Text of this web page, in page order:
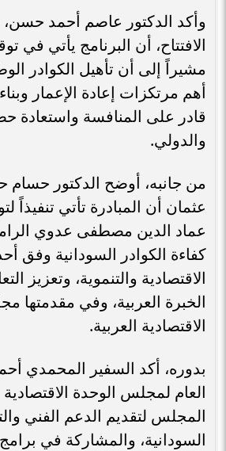
وأكد الدكتور عاصم أحمد
الافتتاح، أن البرنامج يأتي في
مشيراً إلى أن تأهيل الكوادر
أهم مرتكزات إعادة الإعمار
قادر على المنافسة واستعادة
والدولي.
من جانبه، أوضح الدكتور
عثمان أن المبادرة تأتي تنفيذاً
عماد الدين مصطفى عدوي
كفاءة الكوادر السودانية وفق
الاقتصادية والتنموية، وتعزيز
الخبرة العربية، وفي مقدمتها
الاقتصادية العربية.
بدوره، أكد السفير المحمدي
العام لمجلس الوحدة الاقتصادية
المجلس لتقديم الدعم الفني
السودانية، والمشاركة في